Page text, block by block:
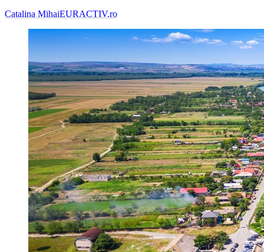
Catalina MihaiEURACTIV.ro